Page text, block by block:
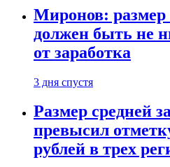
Миронов: размер
должен быть не
от заработка
3 дня спустя
Размер средней
превысил
рублей в трех